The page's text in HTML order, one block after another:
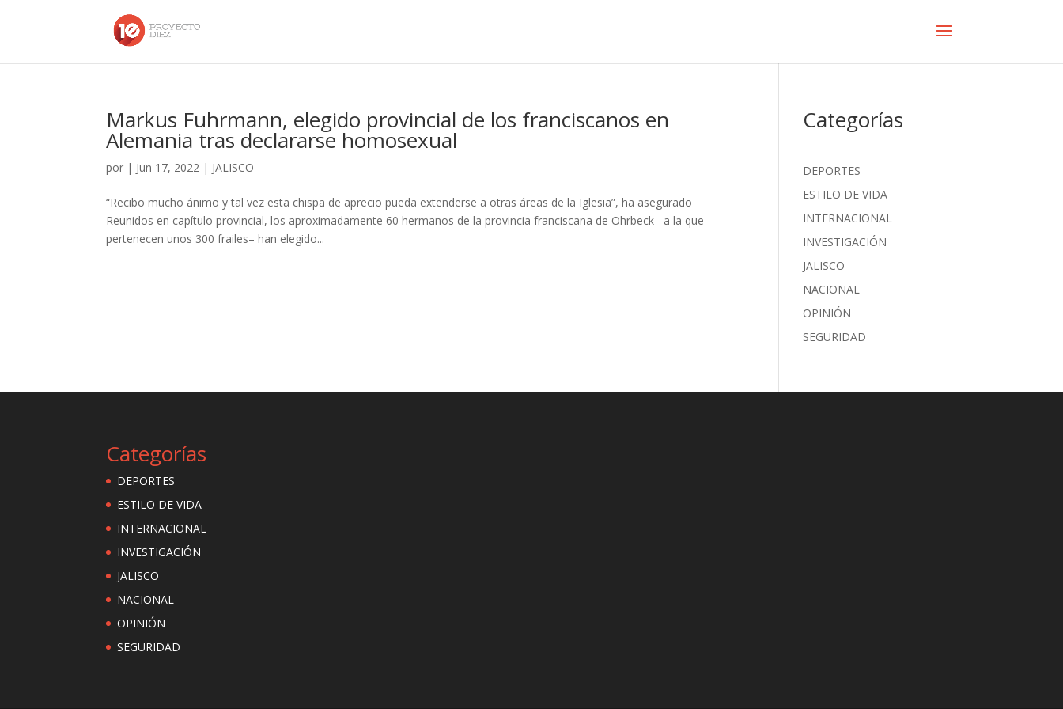
Markus Fuhrmann, elegido provincial de los franciscanos en
Alemania tras declararse homosexual
por | Jun 17, 2022 | JALISCO
“Recibo mucho ánimo y tal vez esta chispa de aprecio pueda extenderse a otras áreas de la Iglesia”, ha asegurado
Reunidos en capítulo provincial, los aproximadamente 60 hermanos de la provincia franciscana de Ohrbeck –a la que
pertenecen unos 300 frailes– han elegido...
Categorías
DEPORTES
ESTILO DE VIDA
INTERNACIONAL
INVESTIGACIÓN
JALISCO
NACIONAL
OPINIÓN
SEGURIDAD
Categorías
DEPORTES
ESTILO DE VIDA
INTERNACIONAL
INVESTIGACIÓN
JALISCO
NACIONAL
OPINIÓN
SEGURIDAD